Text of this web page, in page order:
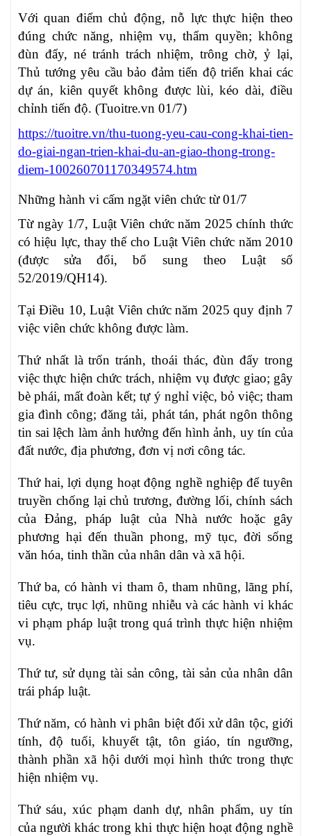
Với quan điểm chủ động, nỗ lực thực hiện theo
đúng chức năng, nhiệm vụ, thẩm quyền; không
đùn đẩy, né tránh trách nhiệm, trông chờ, ỷ lại,
Thủ tướng yêu cầu bảo đảm tiến độ triển khai các
dự án, kiên quyết không được lùi, kéo dài, điều
chỉnh tiến độ. (Tuoitre.vn 01/7)
https://tuoitre.vn/thu-tuong-yeu-cau-cong-khai-tien-
do-giai-ngan-trien-khai-du-an-giao-thong-trong-
diem-100260701170349574.htm
Những hành vi cấm ngặt viên chức từ 01/7
Từ ngày 1/7, Luật Viên chức năm 2025 chính thức
có hiệu lực, thay thế cho Luật Viên chức năm 2010
(được sửa đổi, bổ sung theo Luật số
52/2019/QH14).
Tại Điều 10, Luật Viên chức năm 2025 quy định 7
việc viên chức không được làm.
Thứ nhất là trốn tránh, thoái thác, đùn đẩy trong
việc thực hiện chức trách, nhiệm vụ được giao; gây
bè phái, mất đoàn kết; tự ý nghỉ việc, bỏ việc; tham
gia đình công; đăng tải, phát tán, phát ngôn thông
tin sai lệch làm ảnh hưởng đến hình ảnh, uy tín của
đất nước, địa phương, đơn vị nơi công tác.
Thứ hai, lợi dụng hoạt động nghề nghiệp để tuyên
truyền chống lại chủ trương, đường lối, chính sách
của Đảng, pháp luật của Nhà nước hoặc gây
phương hại đến thuần phong, mỹ tục, đời sống
văn hóa, tinh thần của nhân dân và xã hội.
Thứ ba, có hành vi tham ô, tham nhũng, lãng phí,
tiêu cực, trục lợi, nhũng nhiễu và các hành vi khác
vi phạm pháp luật trong quá trình thực hiện nhiệm
vụ.
Thứ tư, sử dụng tài sản công, tài sản của nhân dân
trái pháp luật.
Thứ năm, có hành vi phân biệt đối xử dân tộc, giới
tính, độ tuổi, khuyết tật, tôn giáo, tín ngưỡng,
thành phần xã hội dưới mọi hình thức trong thực
hiện nhiệm vụ.
Thứ sáu, xúc phạm danh dự, nhân phẩm, uy tín
của người khác trong khi thực hiện hoạt động nghề